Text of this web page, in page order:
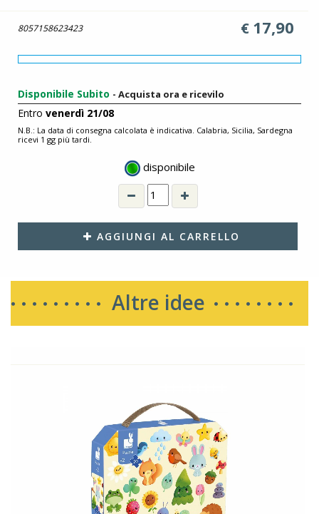
€ 17,90
8057158623423
Disponibile Subito - Acquista ora e ricevilo
Entro venerdì 21/08
N.B.: La data di consegna calcolata è indicativa. Calabria, Sicilia, Sardegna
ricevi 1 gg più tardi.
disponibile
AGGIUNGI AL CARRELLO
Altre idee